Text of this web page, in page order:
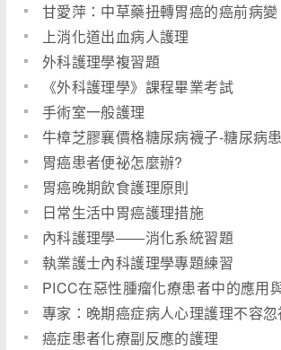
甘愛萍：中草藥扭轉胃癌的癌前病變
上消化道出血病人護理
外科護理學複習題
《外科護理學》課程畢業考試
手術室一般護理
牛樟芝膠襄價格糖尿病襪子-糖尿病
化療方案護理.
胃癌患者便祕怎麼辦?
胃癌晚期飲食護理原則
日常生活中胃癌護理措施
內科護理學――消化系統習題
執業護士內科護理學專題練習
PICC在惡性腫瘤化療患者中的應用
專家：晚期癌症病人心理護理不容忽
癌症患者化療副反應的護理